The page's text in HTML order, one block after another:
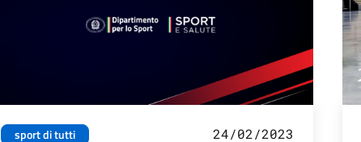
sport di tutti 24/02/2023